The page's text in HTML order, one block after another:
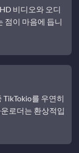
비디오와 오디
점이 마음에 듭니
TikTokio를 우연히
로더는 환상적입